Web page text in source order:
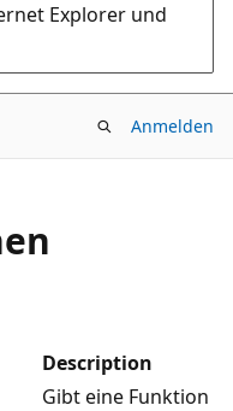
Explorer und
Anmelden
Description
Gibt eine Funktion